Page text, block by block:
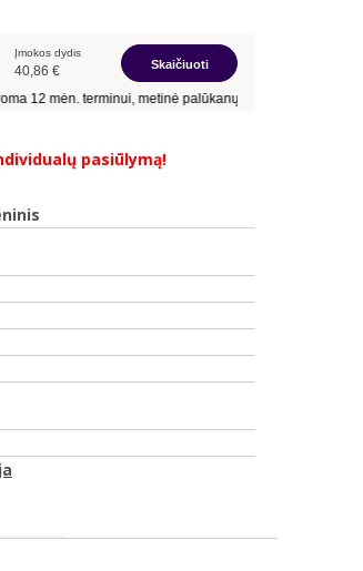
pasiūlymą!